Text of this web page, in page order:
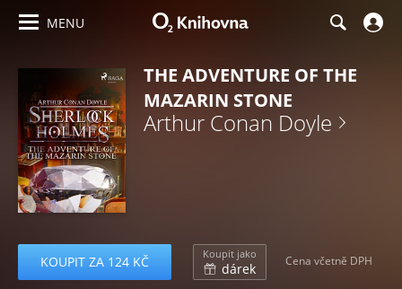
MENU
THE ADVENTURE OF THE
MAZARIN STONE
Arthur Conan Doyle
KOUPIT ZA 124 KČ Koupit jako
dárek Cena včetně DPH